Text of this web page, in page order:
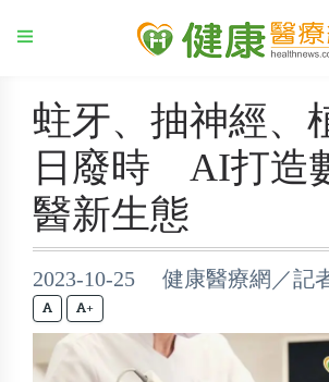
蛀牙、抽神經、
日廢時 AI打造
醫新生態
2023-10-25 健康醫療網／記
+